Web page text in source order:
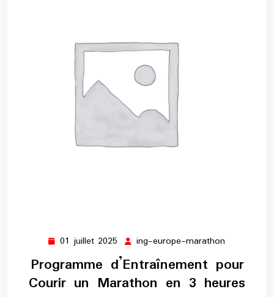
01 juillet 2025 01
juillet
2025
ing-europe-marathon
marathon
Programme d’Entraînement pour
Courir un Marathon en 3 heures